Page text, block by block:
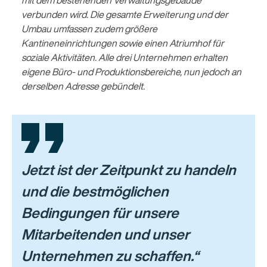
verbunden wird. Die gesamte Erweiterung und der
Umbau umfassen zudem größere
Kantineneinrichtungen sowie einen Atriumhof für
soziale Aktivitäten. Alle drei Unternehmen erhalten
eigene Büro- und Produktionsbereiche, nun jedoch an
derselben Adresse gebündelt.
Jetzt ist der Zeitpunkt zu handeln
und die bestmöglichen
Bedingungen für unsere
Mitarbeitenden und unser
Unternehmen zu schaffen.“